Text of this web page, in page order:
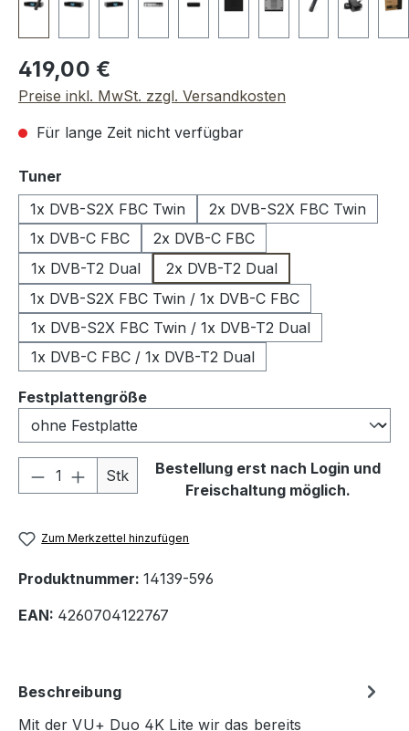
Regulärer Preis:
419,00 €
Preise inkl. MwSt. zzgl. Versandkosten
Für lange Zeit nicht verfügbar
Tuner
1x DVB-S2X FBC Twin
2x DVB-S2X FBC Twin
1x DVB-C FBC
2x DVB-C FBC
1x DVB-T2 Dual
2x DVB-T2 Dual
1x DVB-S2X FBC Twin / 1x DVB-C FBC
1x DVB-S2X FBC Twin / 1x DVB-T2 Dual
1x DVB-C FBC / 1x DVB-T2 Dual
Festplattengrößeauswählen
Produkt Anzahl: Gib den
Stk
Bestellung erst nach Login und
Freischaltung möglich.
Zum Merkzettel hinzufügen
Produktnummer: 14139-596
EAN: 4260704122767
Beschreibung
Mit der VU+ Duo 4K Lite wir das bereits